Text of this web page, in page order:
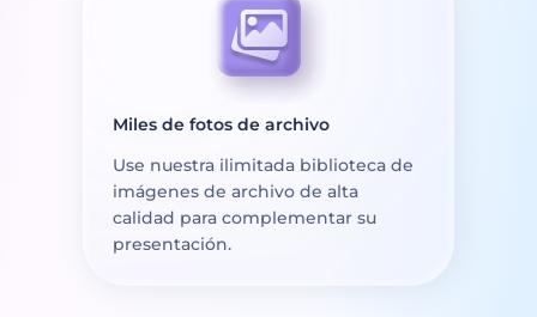
Miles de fotos de archivo
Use nuestra ilimitada biblioteca de
imágenes de archivo de alta
calidad para complementar su
presentación.